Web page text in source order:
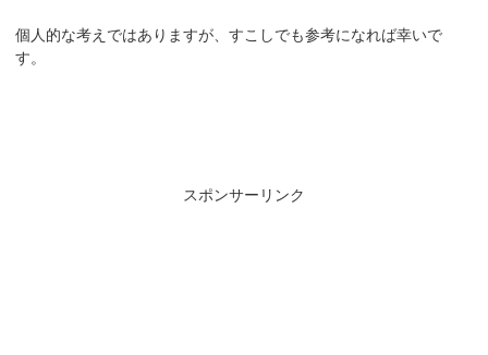
個人的な考えではありますが、すこしでも参考になれば幸いで
す。
スポンサーリンク